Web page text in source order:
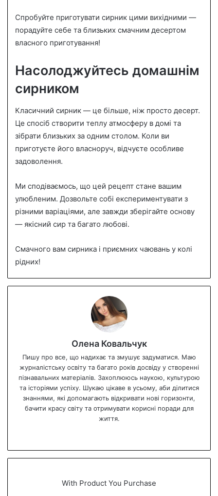
Спробуйте приготувати сирник цими вихідними —
порадуйте себе та близьких смачним десертом
власного приготування!
Насолоджуйтесь домашнім
сирником
Класичний сирник — це більше, ніж просто десерт.
Це спосіб створити теплу атмосферу в домі та
зібрати близьких за одним столом. Коли ви
приготуєте його власноруч, відчуєте особливе
задоволення.
Ми сподіваємось, що цей рецепт стане вашим
улюбленим. Дозвольте собі експериментувати з
різними варіаціями, але завжди зберігайте основу
— якісний сир та багато любові.
Смачного вам сирника і приємних чаювань у колі
рідних!
Олена Ковальчук
Пишу про все, що надихає та змушує задуматися. Маю
журналістську освіту та багато років досвіду у створенні
пізнавальних матеріалів. Захоплююсь наукою, культурою
та історіями успіху. Шукаю цікаве в усьому, аби ділитися
знаннями, які допомагають відкривати нові горизонти,
бачити красу світу та отримувати корисні поради для
життя.
te
With Product You Purchase